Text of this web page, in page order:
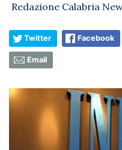
Redazione Calabria
Twitter Facebook
Email